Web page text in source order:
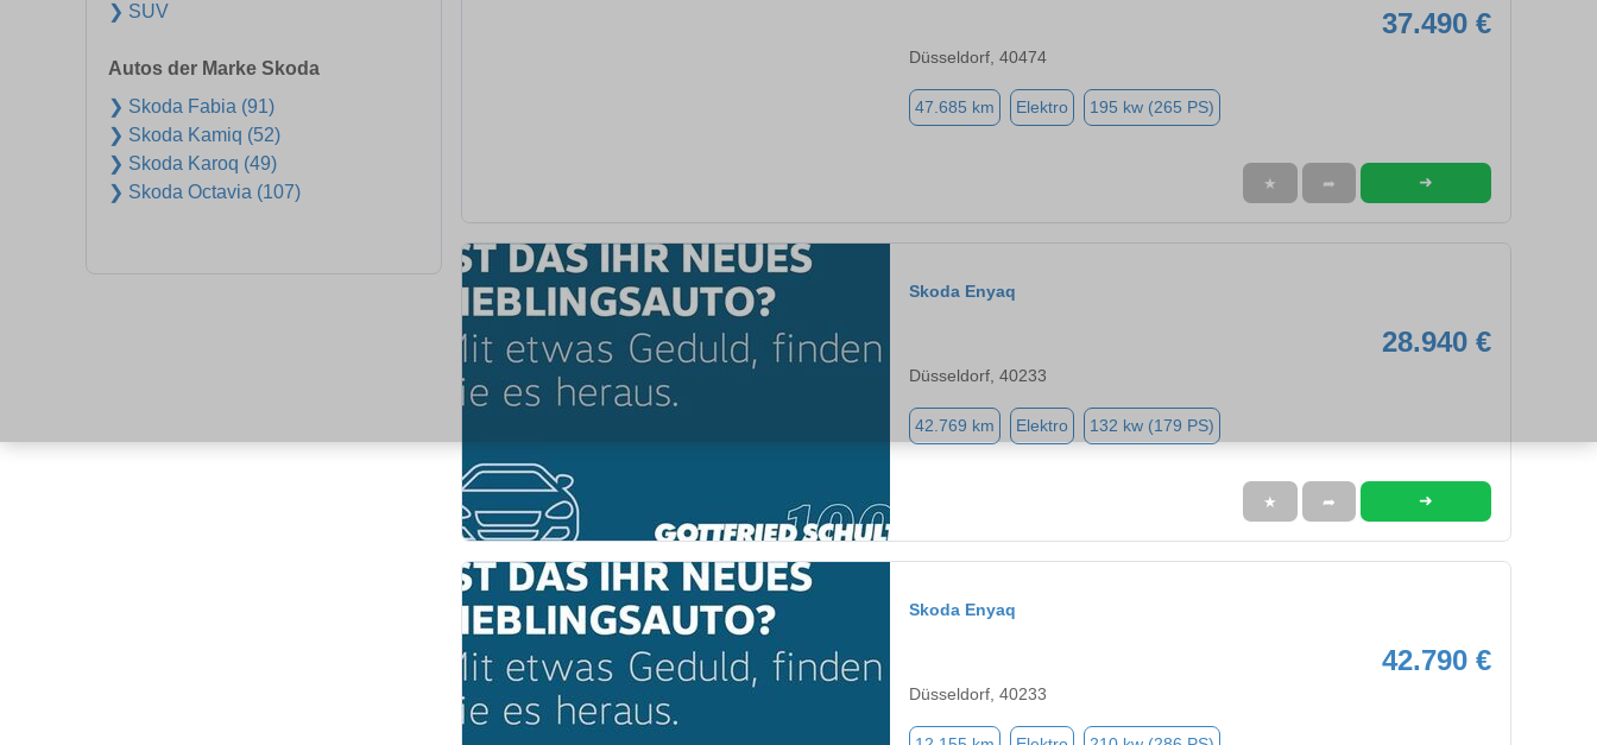
❯ SUV
Autos der Marke Skoda
❯ Skoda Fabia (91)
❯ Skoda Kamiq (52)
❯ Skoda Karoq (49)
❯ Skoda Octavia (107)
37.490 €
Düsseldorf, 40474
47.685 km Elektro 195 kw (265 PS)
★ ➦ ➜
Skoda Enyaq
28.940 €
Düsseldorf, 40233
42.769 km Elektro 132 kw (179 PS)
★ ➦ ➜
Skoda Enyaq
42.790 €
Düsseldorf, 40233